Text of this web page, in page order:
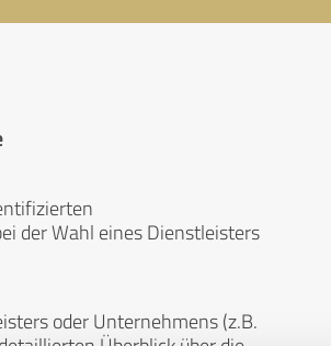
der Wahl eines Dienstleisters
oder Unternehmens (z.B.